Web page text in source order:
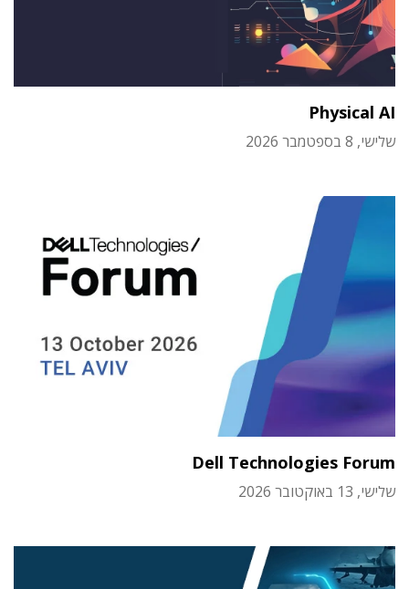
Physical AI
שלישי, 8 בספטמבר 2026
Dell Technologies Forum
שלישי, 13 באוקטובר 2026